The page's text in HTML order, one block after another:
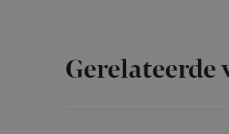
Gerelateerde